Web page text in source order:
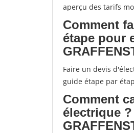
aperçu des tarifs
Comment
étape pour
Faire un devis
guide étape par
Comment
électrique ?